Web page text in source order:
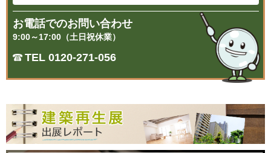
お電話でのお問い合わせ
9:00～17:00（土日祝休業）
TEL 0120-271-056